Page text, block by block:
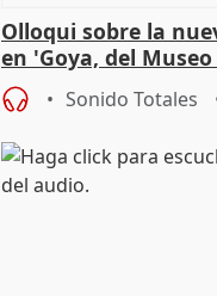
Olloqui sobre la
en 'Goya, del
Sonido Totales